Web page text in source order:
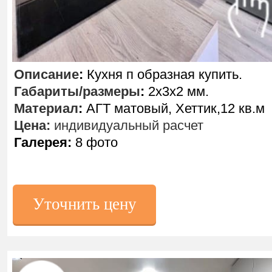
Уточнить цену
Описание: Кухня п образная купить.
Габариты/размеры: 2х3х2 мм.
Материал: АГТ матовый, Хеттик,12 кв.м
Цена: индивидуальный расчет
Галерея: 8 фото